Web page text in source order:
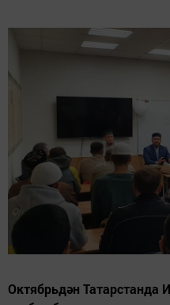
Октябрьдән Татарстанда